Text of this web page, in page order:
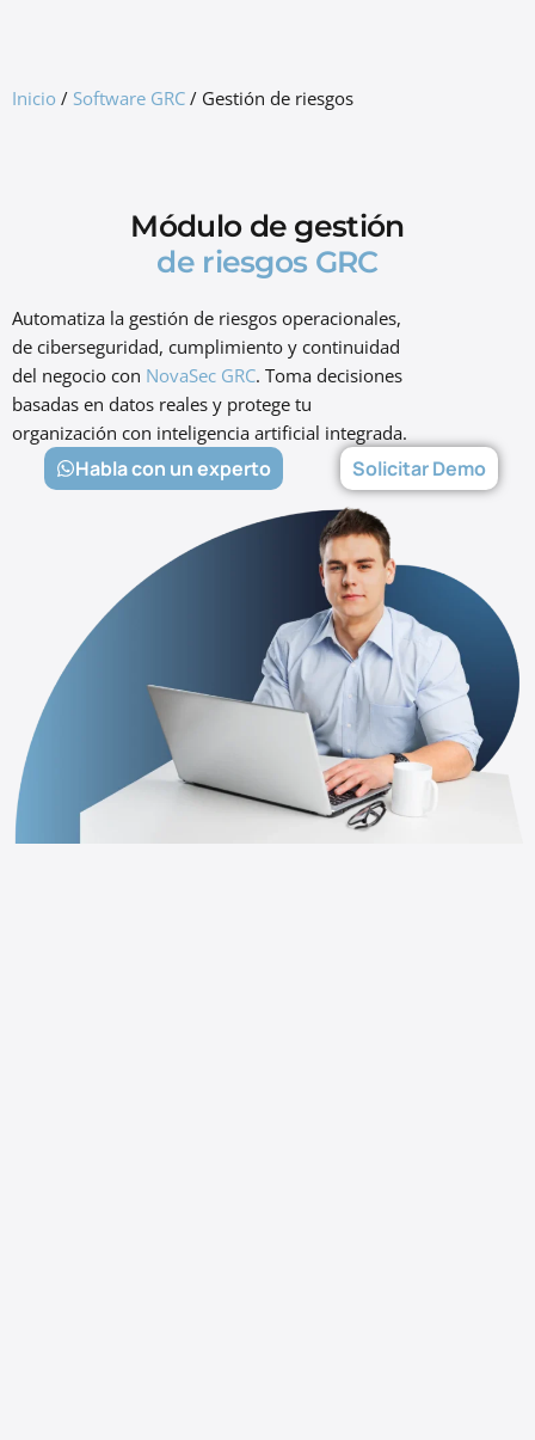
Inicio / Software GRC / Gestión de riesgos
Módulo de gestión
de riesgos GRC
Automatiza la gestión de riesgos operacionales,
de ciberseguridad, cumplimiento y continuidad
del negocio con NovaSec GRC. Toma decisiones
basadas en datos reales y protege tu
organización con inteligencia artificial integrada.
Habla con un experto Solicitar Demo